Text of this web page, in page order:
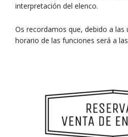
interpretación del elenco.
Os recordamos que, debido a las
horario de las funciones será a